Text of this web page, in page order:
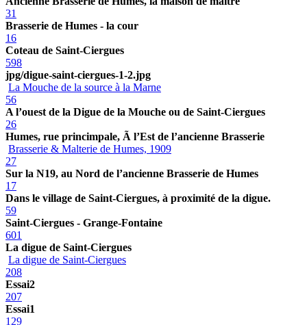
31
Brasserie de Humes - la cour
16
Coteau de Saint-Ciergues
598
jpg/digue-saint-ciergues-1-2.jpg
La Mouche de la source à la Marne
56
A l’ouest de la Digue de la Mouche ou de Saint-Ciergues
26
Humes, rue princimpale, Ã l’Est de l’ancienne Brasserie
Brasserie & Malterie de Humes, 1909
27
Sur la N19, au Nord de l’ancienne Brasserie de Humes
17
Dans le village de Saint-Ciergues, à proximité de la digue.
59
Saint-Ciergues - Grange-Fontaine
601
La digue de Saint-Ciergues
La digue de Saint-Ciergues
208
Essai2
207
Essai1
129